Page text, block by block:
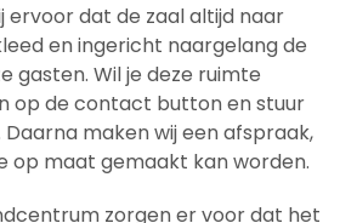
ervoor dat de zaal altijd naar
en ingericht naargelang de
gasten. Wil je deze ruimte
op de contact button en stuur
Daarna maken wij een afspraak,
op maat gemaakt kan worden.
zorgen er voor dat het